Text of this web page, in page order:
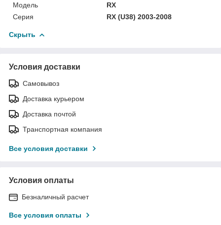
Модель
RX
Серия
RX (U38) 2003-2008
Скрыть
Условия доставки
Самовывоз
Доставка курьером
Доставка почтой
Транспортная компания
Все условия доставки
Условия оплаты
Безналичный расчет
Все условия оплаты